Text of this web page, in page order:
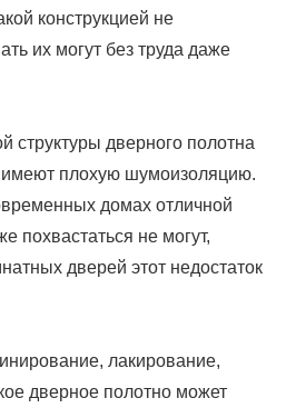
конструкцией не
их могут без труда даже
структуры дверного полотна
плохую шумоизоляцию.
домах отличной
похвастаться не могут,
дверей этот недостаток
лакирование,
дверное полотно может